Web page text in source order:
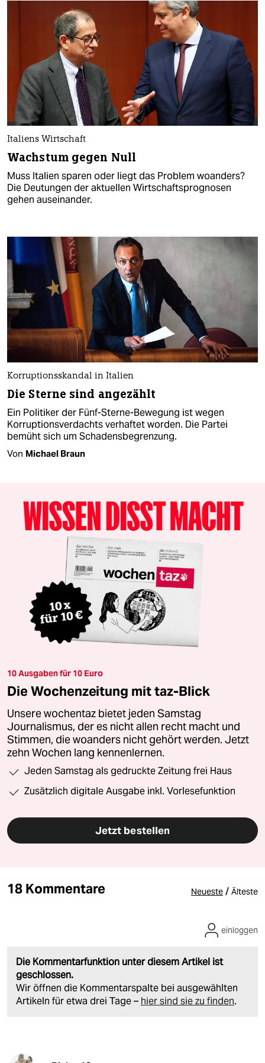
Italiens Wirtschaft
Wachstum gegen Null
Muss Italien sparen oder liegt das Problem woanders?
Die Deutungen der aktuellen Wirtschaftsprognosen
gehen auseinander.
Korruptionsskandal in Italien
Die Sterne sind angezählt
Ein Politiker der Fünf-Sterne-Bewegung ist wegen
Korruptionsverdachts verhaftet worden. Die Partei
bemüht sich um Schadensbegrenzung.
Von Michael Braun
10 Ausgaben für 10 Euro
Die Wochenzeitung mit taz-Blick
Unsere wochentaz bietet jeden Samstag
Journalismus, der es nicht allen recht macht und
Stimmen, die woanders nicht gehört werden. Jetzt
zehn Wochen lang kennenlernen.
Jeden Samstag als gedruckte Zeitung frei Haus
Zusätzlich digitale Ausgabe inkl. Vorlesefunktion
Jetzt bestellen
18 Kommentare Neueste / Älteste
Die Kommentarfunktion unter diesem Artikel ist
geschlossen.
Wir öffnen die Kommentarspalte bei ausgewählten
Artikeln für etwa drei Tage – hier sind sie zu finden.
einloggen